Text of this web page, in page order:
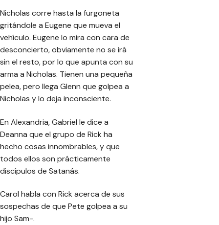
Nicholas corre hasta la furgoneta
gritándole a Eugene que mueva el
vehículo. Eugene lo mira con cara de
desconcierto, obviamente no se irá
sin el resto, por lo que apunta con su
arma a Nicholas. Tienen una pequeña
pelea, pero llega Glenn que golpea a
Nicholas y lo deja inconsciente.
En Alexandria, Gabriel le dice a
Deanna que el grupo de Rick ha
hecho cosas innombrables, y que
todos ellos son prácticamente
discípulos de Satanás.
Carol habla con Rick acerca de sus
sospechas de que Pete golpea a su
hijo Sam-.